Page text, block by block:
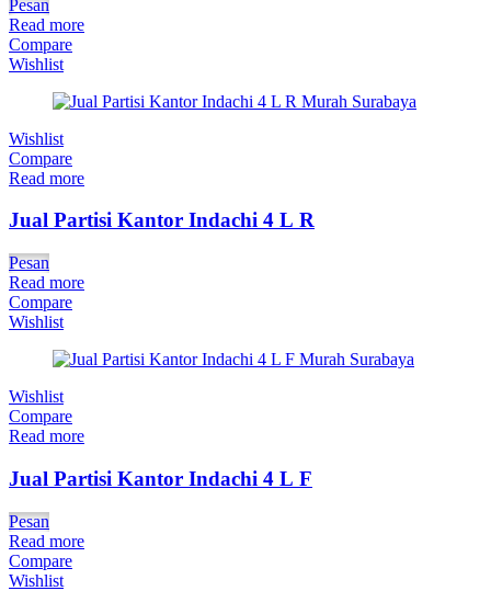
Pesan
Read more
Compare
Wishlist
Wishlist
Compare
Read more
Jual Partisi Kantor Indachi 4 L R
Pesan
Read more
Compare
Wishlist
Wishlist
Compare
Read more
Jual Partisi Kantor Indachi 4 L F
Pesan
Read more
Compare
Wishlist